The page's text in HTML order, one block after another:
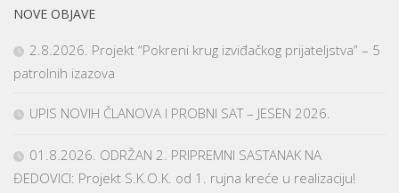
NOVE OBJAVE
2.8.2026. Projekt “Pokreni krug izviđačkog prijateljstva” – 5
patrolnih izazova
UPIS NOVIH ČLANOVA I PROBNI SAT – JESEN 2026.
01.8.2026. ODRŽAN 2. PRIPREMNI SASTANAK NA
ĐEDOVICI: Projekt S.K.O.K. od 1. rujna kreće u realizaciju!